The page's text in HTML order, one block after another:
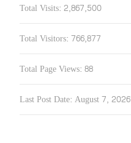
Total Visits: 2,867,500
Total Visitors: 766,877
Total Page Views: 88
Last Post Date: August 7, 2026